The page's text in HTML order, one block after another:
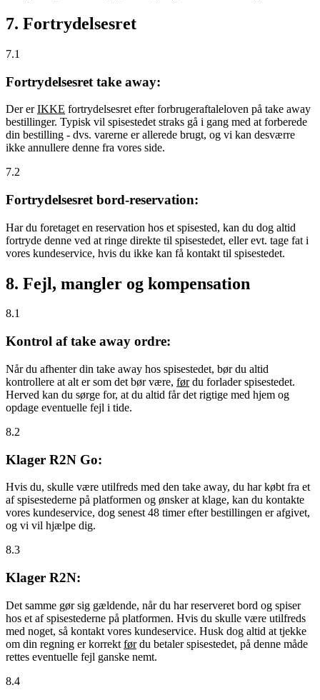
7. Fortrydelsesret
7.1
Fortrydelsesret take away:
Der erIKKE fortrydelsesret efter forbrugeraftaleloven på take away
bestillinger. Typisk vil spisestedet straks gå i gang med at forberede
din bestilling - dvs. varerne er allerede brugt, og vi kan desværre
ikke annullere denne fra vores side.
7.2
Fortrydelsesret bord-reservation:
Har du foretaget en reservation hos et spisested, kan du dog altid
fortryde denne ved at ringe direkte til spisestedet, eller evt. tage fat i
vores kundeservice, hvis du ikke kan få kontakt til spisestedet.
8. Fejl, mangler og kompensation
8.1
Kontrol af take away ordre:
Når du afhenter din take away hos spisestedet, bør du altid
kontrollere at alt er som det bør være, førdu forlader spisestedet.
Herved kan du sørge for, at du altid får det rigtige med hjem og
opdage eventuelle fejl i tide.
8.2
Klager R2N Go:
Hvis du, skulle være utilfreds med den take away, du har købt fra et
af spisestederne på platformen og ønsker at klage, kan du kontakte
vores kundeservice, dog senest 48 timer efter bestillingen er afgivet,
og vi vil hjælpe dig.
8.3
Klager R2N:
Det samme gør sig gældende, når du har reserveret bord og spiser
hos et af spisestederne på platformen. Hvis du skulle være utilfreds
med noget, så kontakt vores kundeservice. Husk dog altid at tjekke
om din regning er korrekt førdu betaler spisestedet, på denne måde
rettes eventuelle fejl ganske nemt.
8.4